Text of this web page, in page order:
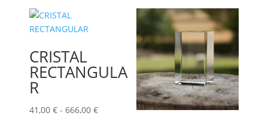
CRISTAL
RECTANGULA
R
41,00 € - 666,00 €Rango